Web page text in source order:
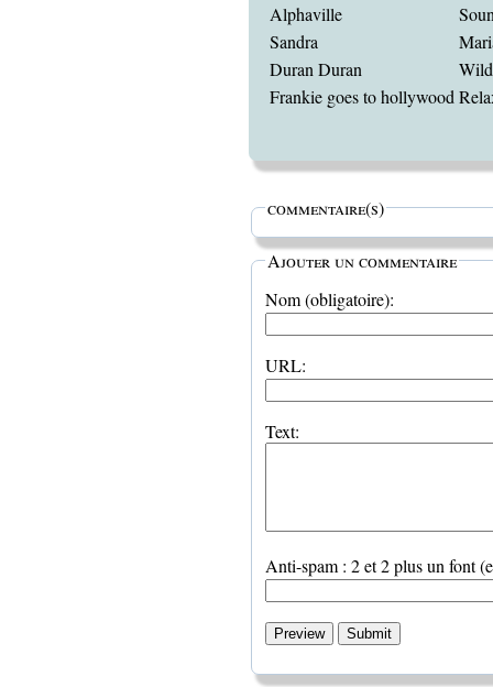
Alphaville
Sandra
Duran Duran
Frankie goes to hollywood
commentaire(s)
Ajouter un commentaire
Nom (obligatoire):
URL:
Text:
Anti-spam : 2 et 2 plus un font